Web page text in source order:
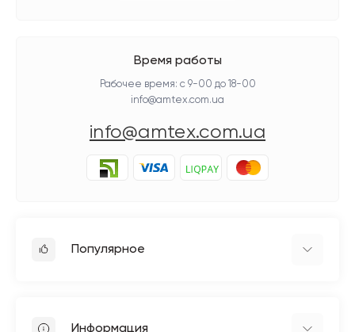
Время работы
Рабочее время: с 9-00 до 18-00
info@amtex.com.ua
info@amtex.com.ua
Популярное
Информация